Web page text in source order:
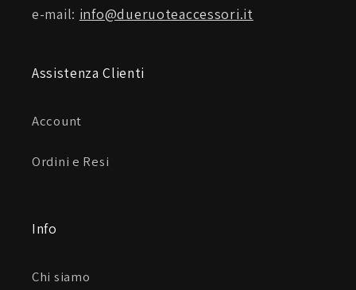
e-mail: info@dueruoteaccessori.it
Assistenza Clienti
Account
Ordini e Resi
Info
Chi siamo